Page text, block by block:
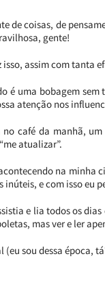
de coisas, de
gente!
assim com tanta
é uma bobagem
atenção nos
café da manhã,
atualizar”.
na minha
inúteis, e com isso eu
e lia todos os
mas ver e ler
sou dessa época,